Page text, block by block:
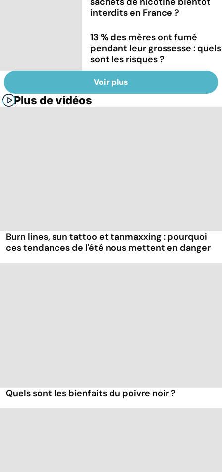
interdits en France ?
13 % des mères ont fumé
pendant leur grossesse : quels
sont les risques ?
Voir plus
Plus de vidéos
Burn lines, sun tattoo et tanmaxxing : pourquoi
ces tendances de l'été nous mettent en danger
Quels sont les bienfaits du poivre noir ?